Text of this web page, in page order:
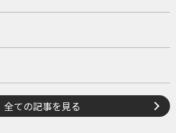
全ての記事を見る